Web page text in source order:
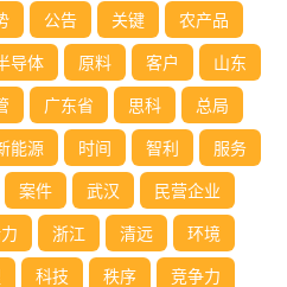
公告 关键 农产品
导体 原料 客户 山东
广东省 思科 总局
能源 时间 智利 服务
案件 武汉 民营企业
浙江 清远 环境
科技 秩序 竞争力